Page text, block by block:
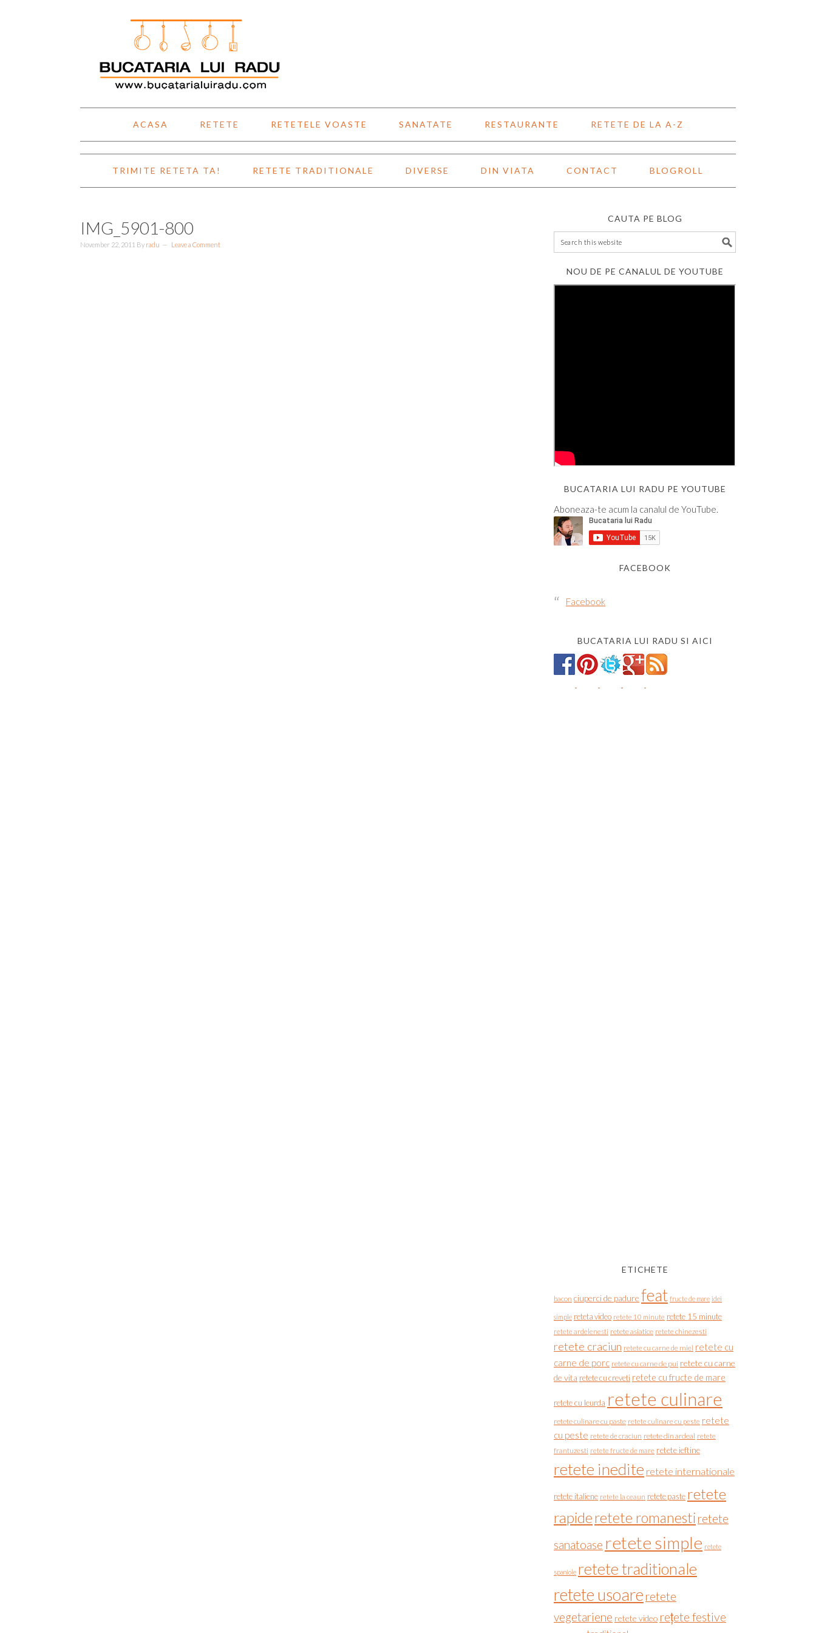
ACASA RETETE RETETELE VOASTE SANATATE RESTAURANTE RETETE DE LA A-Z
TRIMITE RETETA TA! RETETE TRADITIONALE DIVERSE DIN VIATA CONTACT BLOGROLL
IMG_5901-800
November 22, 2011 By radu Leave a Comment
CAUTA PE BLOG
NOU DE PE CANALUL DE YOUTUBE
BUCATARIA LUI RADU PE YOUTUBE
Aboneaza-te acum la canalul de YouTube.
FACEBOOK
Facebook
BUCATARIA LUI RADU SI AICI
ETICHETE
bacon ciuperci de padure feat fructe de mare idei
simple reteta video retete 10 minute retete 15 minute
retete ardelenesti retete asiatice retete chinezesti
retete craciun retete cu carne de miel retete cu
carne de porc retete cu carne de pui retete cu carne
de vita retete cu creveti retete cu fructe de mare
retete cu leurda retete culinare
retete culinare cu paste retete culinare cu peste retete
cu peste retete de craciun retete din ardeal retete
frantuzesti retete fructe de mare retete ieftine
retete inedite retete internationale
retete italiene retete la ceaun retete paste retete
rapideretete romanesti retete
sanatoase retete simple retete
spaniole retete traditionale
retete usoare retete
vegetariene retete video rețete festive